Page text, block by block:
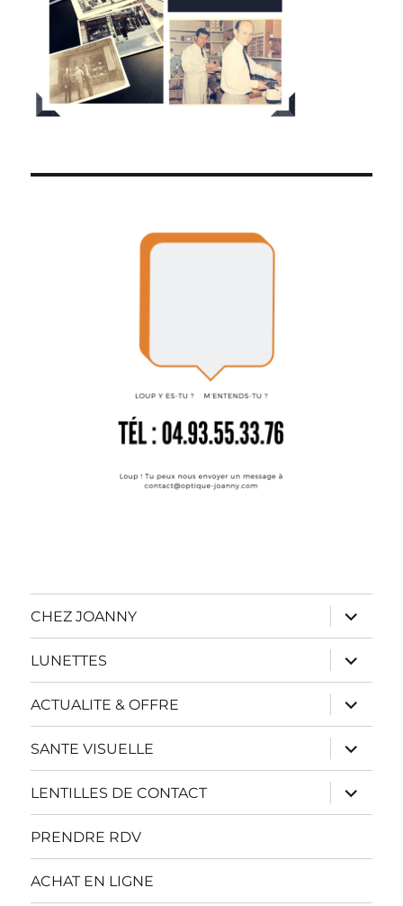
CHEZ JOANNY
ouvrir
le
sous-
menu
LUNETTES
ouvrir
le
sous-
menu
ACTUALITE & OFFRE
ouvrir
le
sous-
menu
SANTE VISUELLE
ouvrir
le
sous-
menu
LENTILLES DE CONTACT
ouvrir
le
sous-
PRENDRE RDV
ACHAT EN LIGNE